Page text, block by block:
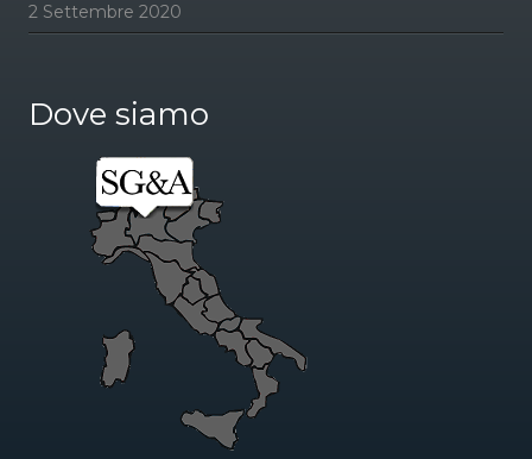
2 Settembre 2020
Dove siamo